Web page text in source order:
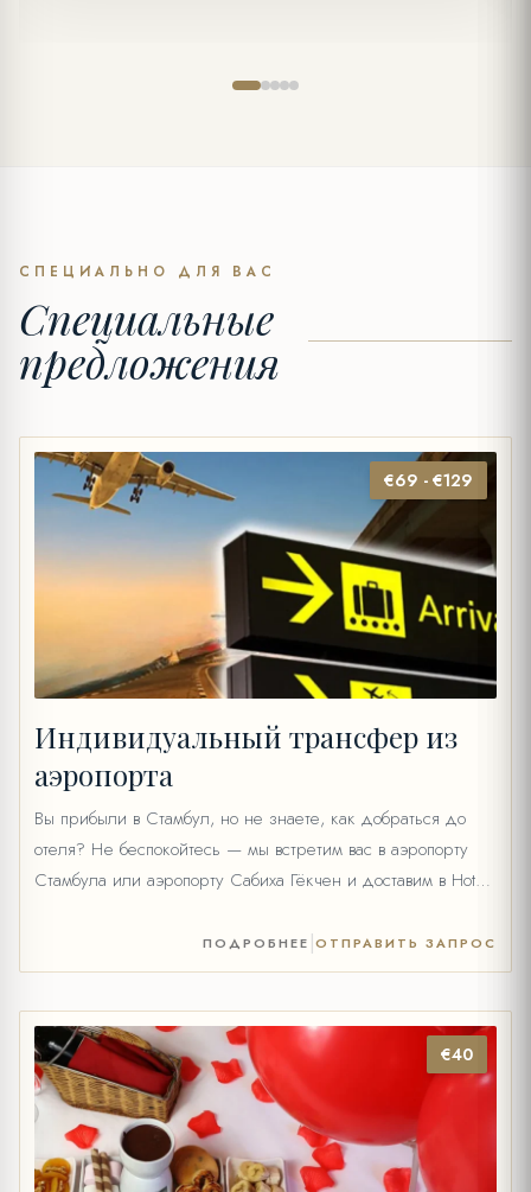
СПЕЦИАЛЬНО ДЛЯ ВАС
Специальные
предложения
€69 - €129
Индивидуальный трансфер из
аэропорта
Вы прибыли в Стамбул, но не знаете, как добраться до
отеля? Не беспокойтесь — мы встретим вас в аэропорту
Стамбула или аэропорту Сабиха Гёкчен и доставим в Hotel
Стамбул:69 € (1–4 человека)79 € (5–6 человек)119 € (7–
13 человек) Для аэропорта Сабиха Гёкчен:79 € (1–4
человека)89 € (5–6 […]
ПОДРОБНЕЕ |ОТПРАВИТЬ ЗАПРОС
€40